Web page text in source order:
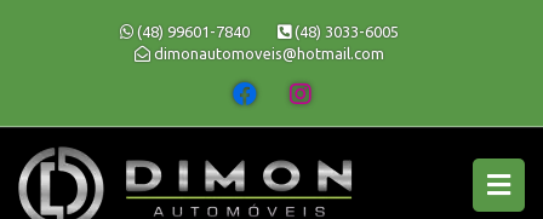
(48) 99601-7840
(48) 3033-6005
dimonautomoveis@hotmail.com